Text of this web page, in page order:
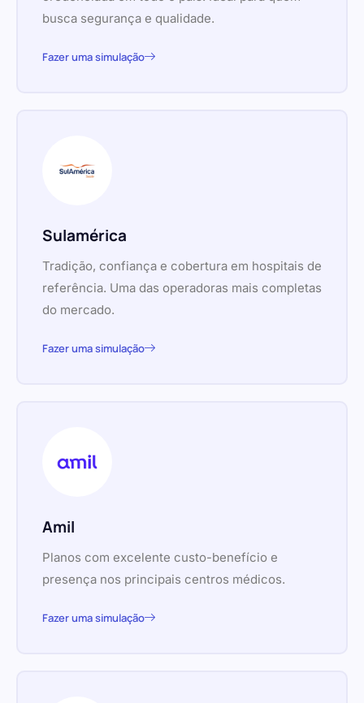
busca segurança e qualidade.
Fazer uma simulação
Sulamérica
Tradição, confiança e cobertura em hospitais de
referência. Uma das operadoras mais completas
do mercado.
Fazer uma simulação
Amil
Planos com excelente custo-benefício e
presença nos principais centros médicos.
Fazer uma simulação